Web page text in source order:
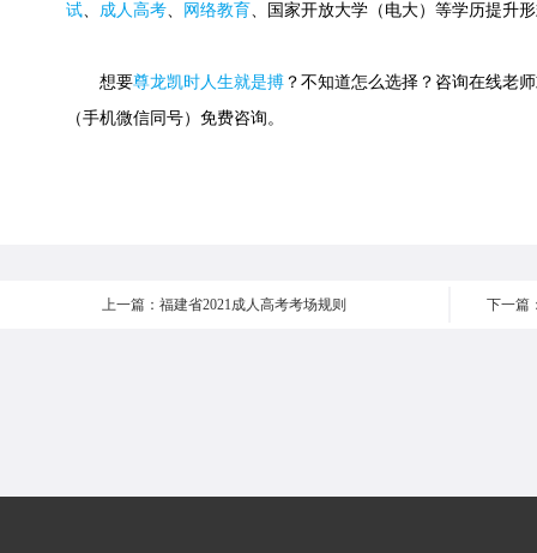
试、 成人高考、 网络教育、国家开放大学（电大）等学历提升
想要尊龙凯时人生就是搏 ？不知道怎么选择？咨询在线老
（手机微信同号）免费咨询。
上一篇：福建省2021成人高考考场规则